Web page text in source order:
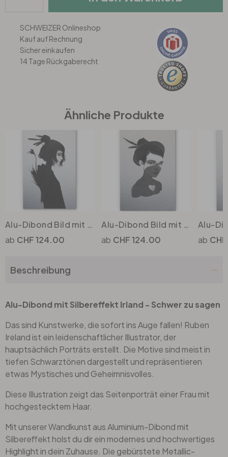
Büro
Bad
SCHWEIZER Onlineshop
Kauf auf Rechnung
Sicher einkaufen
14 Tage Rückgaberecht
Ähnliche Produkte
Alu-Dibond Bild mit Silbereffekt Ireland - Passage
CHF 124.00
Alu-Dibond Bild mit Silbereffekt Ireland - Fool
CHF 124.00
Beschreibung
Alu-Dibond mit Silbereffekt Irland - Schwer zu sagen
Das sind Kunstwerke, die sofort ins Auge fallen! Ruben
Ireland ist ein leidenschaftlicher Illustrator, der
hauptsächlich Porträts erstellt. Die Motive sind meist in
tiefen Schwarztönen dargestellt und repräsentieren
etwas Mystisches und Geheimnisvolles.
Diese Illustration zeigt das Seitenporträt einer Frau mit
hochgestecktem Haar.
Mit unserer Wandkunst aus Aluminium-Dibond mit
Silbereffekt holst du dir ein modernes und hochwertiges
Highlight in dein Zuhause. Die gebürstete Metallic-